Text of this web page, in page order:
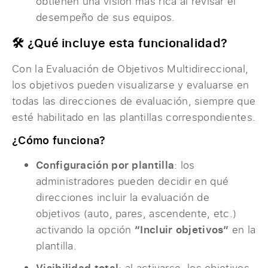
desempeño de sus equipos.
🛠️ ¿Qué incluye esta funcionalidad?
Con la Evaluación de Objetivos Multidireccional,
los objetivos pueden visualizarse y evaluarse en
todas las direcciones de evaluación, siempre que
esté habilitado en las plantillas correspondientes.
¿Cómo funciona?
Configuración por plantilla: los
administradores pueden decidir en qué
direcciones incluir la evaluación de
objetivos (auto, pares, ascendente, etc.)
activando la opción “Incluir objetivos” en la
plantilla.